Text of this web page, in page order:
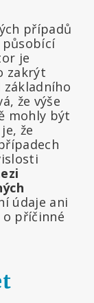
případů
působící
je
zakrýt
že výše
mohly být
že
údaje ani
příčinné